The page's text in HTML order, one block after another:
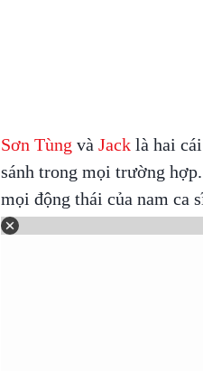
Sơn Tùng và Jacklà hai cái
sánh trong mọi trường
mọi động thái của nam ca